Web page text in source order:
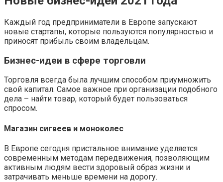
Каждый год предприниматели в Европе запускают
новые стартапы, которые пользуются популярностью и
приносят прибыль своим владельцам.
Бизнес-идеи в сфере торговли
Торговля всегда была лучшим способом приумножить
свой капитал. Самое важное при организации подобного
дела – найти товар, который будет пользоваться
спросом.
Магазин сигвеев и моноколес
В Европе сегодня пристальное внимание уделяется
современным методам передвижения, позволяющим
активным людям вести здоровый образ жизни и
затрачивать меньше времени на дорогу.